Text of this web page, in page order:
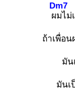
ผม
Dm7
ไม่
ถ้าเพื่อ
มัน
มันเ